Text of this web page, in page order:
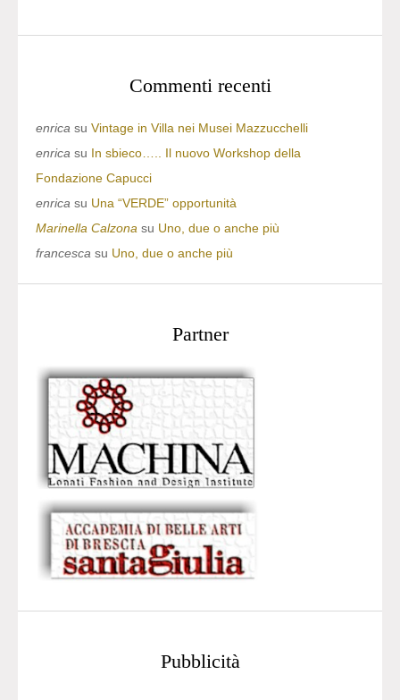
Commenti recenti
enrica su Vintage in Villa nei Musei Mazzucchelli
enrica su In sbieco….. Il nuovo Workshop della
Fondazione Capucci
enrica su Una “VERDE” opportunità
Marinella Calzona su Uno, due o anche più
francesca su Uno, due o anche più
Partner
Pubblicità